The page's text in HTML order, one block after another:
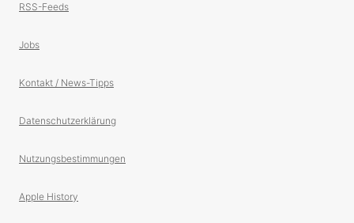
RSS-Feeds
Jobs
Kontakt / News-Tipps
Datenschutzerklärung
Nutzungsbestimmungen
Apple History